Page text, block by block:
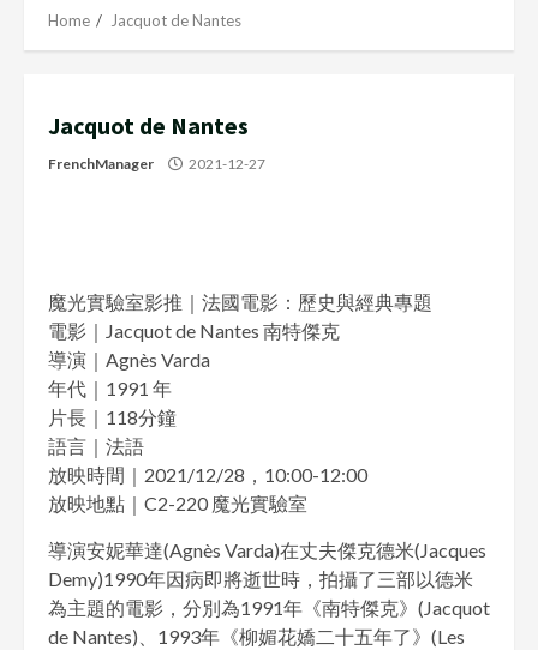
Home Jacquot de Nantes
Jacquot de Nantes
FrenchManager 2021-12-27
魔光實驗室影推｜法國電影：歷史與經典專題
電影｜Jacquot de Nantes 南特傑克
導演｜Agnès Varda
年代｜1991 年
片長｜118分鐘
語言｜法語
放映時間｜2021/12/28，10:00-12:00
放映地點｜C2-220 魔光實驗室
導演安妮華達(Agnès Varda)在丈夫傑克德米(Jacques
Demy)1990年因病即將逝世時，拍攝了三部以德米
為主題的電影，分別為1991年《南特傑克》(Jacquot
de Nantes)、1993年《柳媚花嬌二十五年了》(Les